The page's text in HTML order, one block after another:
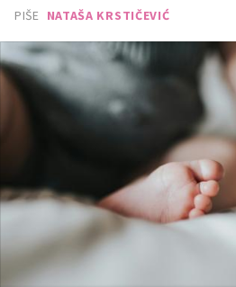
PIŠE NATAŠA KRSTIČEVIĆ